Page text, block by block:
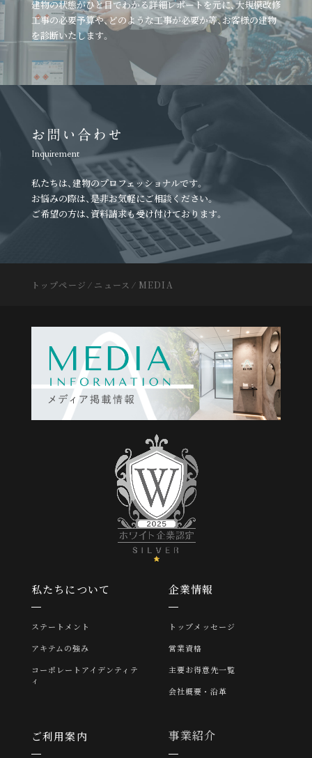
建物の状態がひと目でわかる詳細レポートを元に、大規模改修
工事の必要予算や、どのような工事が必要か等、お客様の建物
を診断いたします。
お問い合わせ
Inquirement
私たちは、建物のプロフェッショナルです。
お悩みの際は、是非お気軽にご相談ください。
ご希望の方は、資料請求も受け付けております。
トップページ ⁄ ニュース ⁄ MEDIA
私たちについて
ステートメント
アキテムの強み
コーポレートアイデンティテ
ィ
企業情報
トップメッセージ
営業資格
主要お得意先一覧
会社概要・沿革
ご利用案内 事業紹介